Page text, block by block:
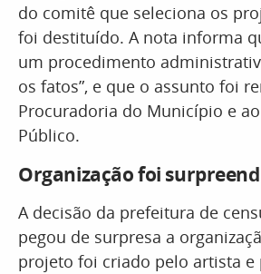
do comitê que seleciona os
foi destituído. A nota informa
um procedimento
os fatos”, e que o assunto foi
Procuradoria do Município e
Público.
Organização foi
A decisão da prefeitura de
pegou de surpresa a
projeto foi criado pelo artista